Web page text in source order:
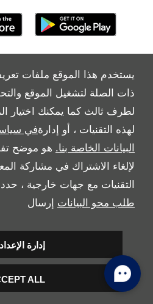
يستخدم هذا الموقع ملفات
ذات الصلة لتشغيل الموقع
لطرف ثالث كما يمكنك اختيار
لهذه التقنيات ، أو إدارةفي
البيانات الخاصة بنا. هو موضح
لإلغاء الاشتراك في مشاركة
التقنيات مع جهات خارجية ، حدد
طلب محو البيانات إرسال
إدارة
ALL
Copyright © 2026 بريمير موتورز